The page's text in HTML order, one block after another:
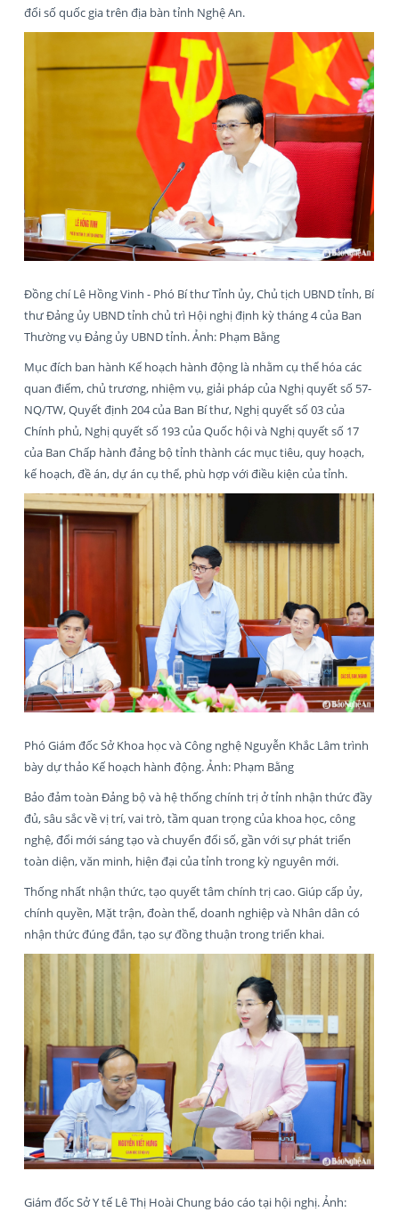
đổi số quốc gia trên địa bàn tỉnh Nghệ An.
Đồng chí Lê Hồng Vinh - Phó Bí thư Tỉnh ủy, Chủ tịch UBND tỉnh, Bí
thư Đảng ủy UBND tỉnh chủ trì Hội nghị định kỳ tháng 4 của Ban
Thường vụ Đảng ủy UBND tỉnh. Ảnh: Phạm Bằng
Mục đích ban hành Kế hoạch hành động là nhằm cụ thể hóa các
quan điểm, chủ trương, nhiệm vụ, giải pháp của Nghị quyết số 57-
NQ/TW, Quyết định 204 của Ban Bí thư, Nghị quyết số 03 của
Chính phủ, Nghị quyết số 193 của Quốc hội và Nghị quyết số 17
của Ban Chấp hành đảng bộ tỉnh thành các mục tiêu, quy hoạch,
kế hoạch, đề án, dự án cụ thể, phù hợp với điều kiện của tỉnh.
Phó Giám đốc Sở Khoa học và Công nghệ Nguyễn Khắc Lâm trình
bày dự thảo Kế hoạch hành động. Ảnh: Phạm Bằng
Bảo đảm toàn Đảng bộ và hệ thống chính trị ở tỉnh nhận thức đầy
đủ, sâu sắc về vị trí, vai trò, tầm quan trọng của khoa học, công
nghệ, đổi mới sáng tạo và chuyển đổi số, gần với sự phát triển
toàn diện, văn minh, hiện đại của tỉnh trong kỳ nguyên mới.
Thống nhất nhận thức, tạo quyết tâm chính trị cao. Giúp cấp ủy,
chính quyền, Mặt trận, đoàn thể, doanh nghiệp và Nhân dân có
nhận thức đúng đắn, tạo sự đồng thuận trong triển khai.
Giám đốc Sở Y tế Lê Thị Hoài Chung báo cáo tại hội nghị. Ảnh: